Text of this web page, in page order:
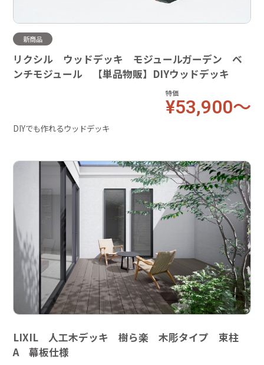
新商品
リクシル ウッドデッキ モジュールガーデン ベ
ンチモジュール 【単品物販】DIYウッドデッキ
特価
¥53,900～
DIYでも作れるウッドデッキ
LIXIL 人工木デッキ 樹ら楽 木彫タイプ 束柱
A 幕板仕様